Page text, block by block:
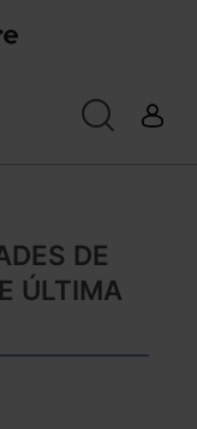
DE
ÚLTIMA